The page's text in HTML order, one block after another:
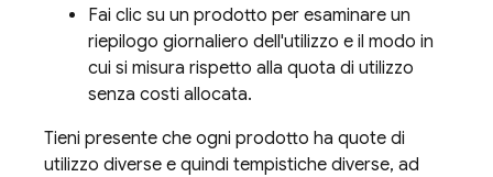
Fai clic su un prodotto per esaminare un
riepilogo giornaliero dell'utilizzo e il modo in
cui si misura rispetto alla quota di utilizzo
senza costi allocata.
Tieni presente che ogni prodotto ha quote di
utilizzo diverse e quindi tempistiche diverse, ad